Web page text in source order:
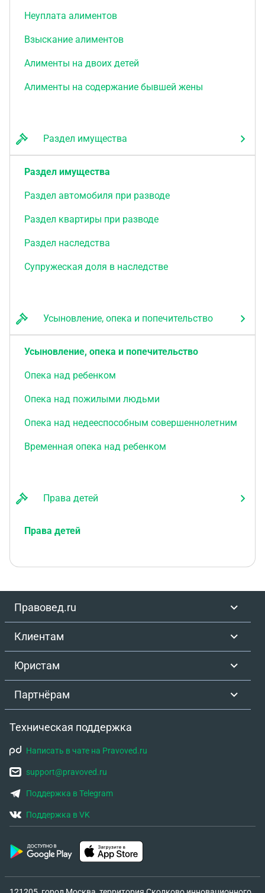
Неуплата алиментов
Взыскание алиментов
Алименты на двоих детей
Алименты на содержание бывшей жены
Раздел имущества
Раздел имущества
Раздел автомобиля при разводе
Раздел квартиры при разводе
Раздел наследства
Супружеская доля в наследстве
Усыновление, опека и попечительство
Усыновление, опека и попечительство
Опека над ребенком
Опека над пожилыми людьми
Опека над недееспособным совершеннолетним
Временная опека над ребенком
Права детей
Права детей
Правовед.ru
Клиентам
Юристам
Партнёрам
Техническая поддержка
Написать в чате на Pravoved.ru
support@pravoved.ru
Поддержка в Telegram
Поддержка в VK